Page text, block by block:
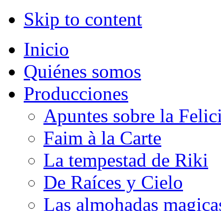
Skip to content
Inicio
Quiénes somos
Producciones
Apuntes sobre la
Faim à la Carte
La tempestad de Riki
De Raíces y Cielo
Las almohadas